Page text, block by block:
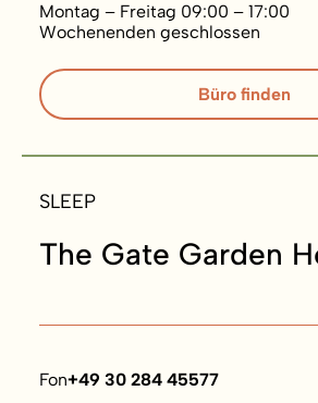
Montag – Freitag 09:00 – 17:00
Wochenenden geschlossen
Büro finden
SLEEP
The Gate Garden
Fon+49 30 284 45577